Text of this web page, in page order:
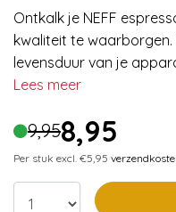
Ontkalk je NEFF
kwaliteit te
levensduur van je
Lees meer
9,958,95
Per stuk excl. €5,95